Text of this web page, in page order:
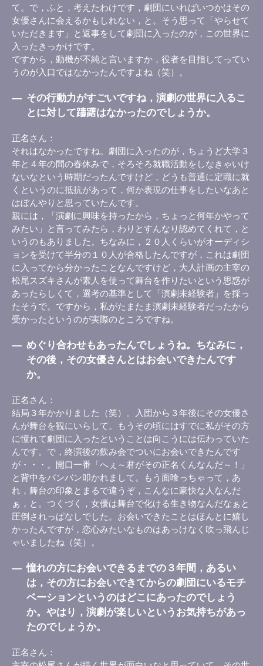
て。で，ふと，考えたわけです，劇団にいればいつかはその
女優さんに会えるかもしれない，と。そう思って「やらせて
いただきます」と返事をして劇団に入ったのが，この世界に
入ったきっかけです。
ですから，動機が不純と言いますか，役者を目指してってい
うのが入口ではなかったんですよね（笑）。
― その行動力がすごいですね，演劇の世界に入るこ
とに対して躊躇はなかったのでしょうか。
正名さん
それはなかったですね。劇団に入ったのが，ちょうど大学３
年と４年の間の春休みで，そろそろ就職活動をしなきゃいけ
ないなという時期だったんですけど，どうも普通に定職に就
くというのに抵抗があって，何か表現の仕事をしたいなあと
はぼんやりと思っていたんです。
親には，「演劇に興味を持ったから，ちょっと何年かやって
みたい」と言ってみたら，わりとすんなり認めてくれて，と
いうのもありました。ちなみに，２０人くらいがオーディシ
ョンを受けて半分の１０人が合格したんですが，これは劇団
に入ってから分かったことなんですけど，大人計画の主宰の
松尾スズキさんが素人を使って舞台を作りたいという思惑が
あったらしくて，選考の基準として「演劇未経験者」を採っ
たそうで。ですから，私がたまたま演劇未経験者だったから
受かったというのが実際のところですね。
― めぐり合わせもあったんでしょうね。ちなみに，
その後，その女優さんとはお会いできたんです
か。
正名さん
結局３年かかりました（笑）。入団から３年後にその女優さ
んが舞台を観にいらして。もうその頃にはすでに私がその方
に憧れて劇団に入ったということは向こうには伝わっていた
んです。で，終演後の飲み会でついにお会いできたんです
が・・・。開口一番「へぇ～君がその正名くんなんだ～！」
と背中をバンバン叩かれまして。もう面喰っちゃって，あ
れ，舞台の印象とまるで違うぞ，こんなに豪快な人なんだ
ぁ，と。つくづく，女優は舞台で化ける生き物なんだなぁと
圧倒されっぱなしでした。お会いできたことはほんとに嬉し
かったんですが，恋心みたいなものはあっけなく吹っ飛んじ
ゃいましたね（笑）。
― 憧れの方にお会いできるまでの３年間，あるい
は，その方にお会いできてからの劇団にいるモチ
ベーションというのはどこにあったのでしょう
か。やはり，演劇が楽しいというお気持ちがあっ
たのでしょうか。
正名さん